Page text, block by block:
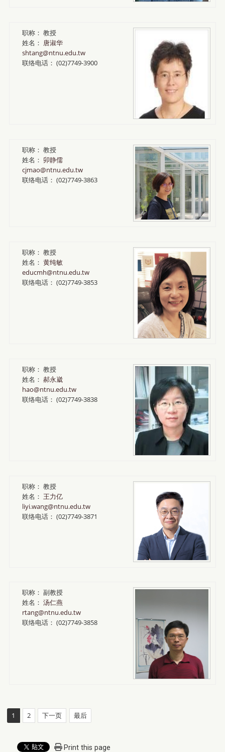
职称： 教授
姓名： 唐淑华
shtang@ntnu.edu.tw
联络电话： (02)7749-3900
职称： 教授
姓名： 卯静儒
cjmao@ntnu.edu.tw
联络电话： (02)7749-3863
职称： 教授
姓名： 黄纯敏
educmh@ntnu.edu.tw
联络电话： (02)7749-3853
职称： 教授
姓名： 郝永崴
hao@ntnu.edu.tw
联络电话： (02)7749-3838
职称： 教授
姓名： 王力亿
liyi.wang@ntnu.edu.tw
联络电话： (02)7749-3871
职称： 副教授
姓名： 汤仁燕
rtang@ntnu.edu.tw
联络电话： (02)7749-3858
1 2 下一页 最后
Print this page